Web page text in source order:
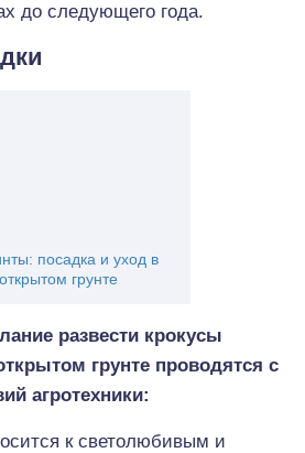
до следующего года.
посадка и уход в
открытом грунте
развести крокусы
грунте проводятся с
агротехники:
к светолюбивым и